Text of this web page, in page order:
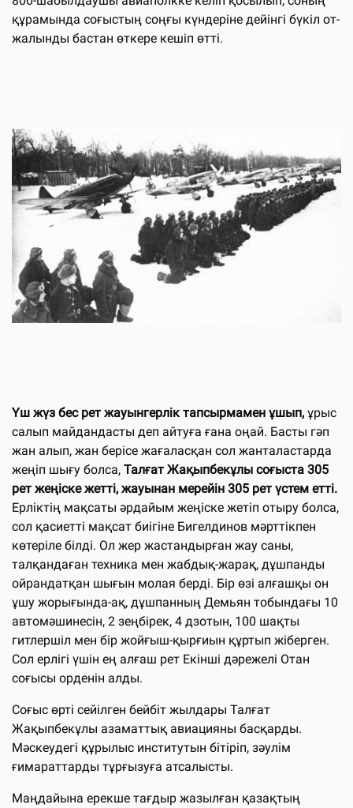
құрамында соғыстың соңғы күндеріне дейінгі бүкіл от-
жалынды бастан өткере кешіп өтті.
Үш жүз бес рет жауынгерлік тапсырмамен ұшып, ұрыс
салып майдандасты деп айтуға ғана оңай. Басты гәп
жан алып, жан берісе жағаласқан сол жанталастарда
жеңіп шығу болса, Талғат Жақыпбекұлы соғыста 305
рет жеңіске жетті, жауынан мерейін 305 рет үстем етті.
Ерліктің мақсаты әрдайым жеңіске жетіп отыру болса,
сол қасиетті мақсат биігіне Бигелдинов мәрттікпен
көтеріле білді. Ол жер жастандырған жау саны,
талқандаған техника мен жабдық-жарақ, дұшпанды
ойрандатқан шығын молая берді. Бір өзі алғашқы он
ұшу жорығында-ақ, дұшпанның Демьян тобындағы 10
автомәшинесін, 2 зеңбірек, 4 дзотын, 100 шақты
гитлершіл мен бір жойғыш-қырғиын құртып жіберген.
Сол ерлігі үшін ең алғаш рет Екінші дәрежелі Отан
соғысы орденін алды.
Соғыс өрті сейілген бейбіт жылдары Талғат
Жақыпбекұлы азаматтық авиацияны басқарды.
Мәскеудегі құрылыс институтын бітіріп, зәулім
ғимараттарды тұрғызуға атсалысты.
Маңдайына ерекше тағдыр жазылған қазақтың